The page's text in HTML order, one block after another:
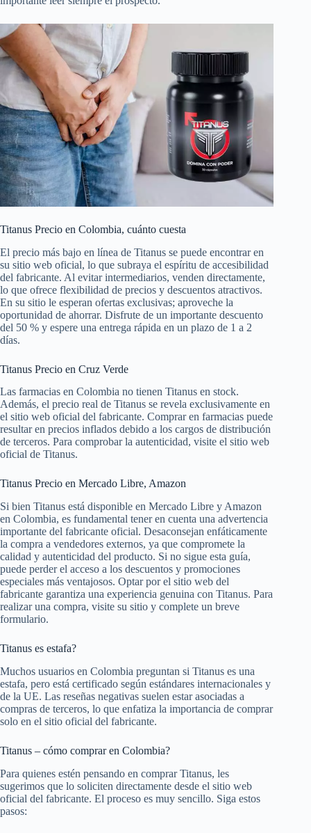
Titanus Precio en Colombia, cuánto cuesta
El precio más bajo en línea de Titanus se puede encontrar en
su sitio web oficial, lo que subraya el espíritu de accesibilidad
del fabricante. Al evitar intermediarios, venden directamente,
lo que ofrece flexibilidad de precios y descuentos atractivos.
En su sitio le esperan ofertas exclusivas; aproveche la
oportunidad de ahorrar. Disfrute de un importante descuento
del 50 % y espere una entrega rápida en un plazo de 1 a 2
días.
Titanus Precio en Cruz Verde
Las farmacias en Colombia no tienen Titanus en stock.
Además, el precio real de Titanus se revela exclusivamente en
el sitio web oficial del fabricante. Comprar en farmacias puede
resultar en precios inflados debido a los cargos de distribución
de terceros. Para comprobar la autenticidad, visite el sitio web
oficial de Titanus.
Titanus Precio en Mercado Libre, Amazon
Si bien Titanus está disponible en Mercado Libre y Amazon
en Colombia, es fundamental tener en cuenta una advertencia
importante del fabricante oficial. Desaconsejan enfáticamente
la compra a vendedores externos, ya que compromete la
calidad y autenticidad del producto. Si no sigue esta guía,
puede perder el acceso a los descuentos y promociones
especiales más ventajosos. Optar por el sitio web del
fabricante garantiza una experiencia genuina con Titanus. Para
realizar una compra, visite su sitio y complete un breve
formulario.
Titanus es estafa?
Muchos usuarios en Colombia preguntan si Titanus es una
estafa, pero está certificado según estándares internacionales y
de la UE. Las reseñas negativas suelen estar asociadas a
compras de terceros, lo que enfatiza la importancia de comprar
solo en el sitio oficial del fabricante.
Titanus – cómo comprar en Colombia?
Para quienes estén pensando en comprar Titanus, les
sugerimos que lo soliciten directamente desde el sitio web
oficial del fabricante. El proceso es muy sencillo. Siga estos
pasos: